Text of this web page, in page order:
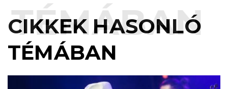
CIKKEK HASONLÓ
TÉMÁBAN